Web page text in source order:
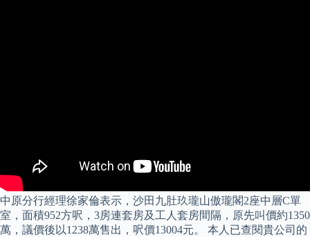
中原分行經理徐家倫表示，沙田九肚玖瓏山傲瓏閣2座中層C單
室，面積952方呎，3房連套房及工人套房間隔，原先叫價約1350
萬，議價後以1238萬售出，呎價13004元。 本人已查閱貴公司的